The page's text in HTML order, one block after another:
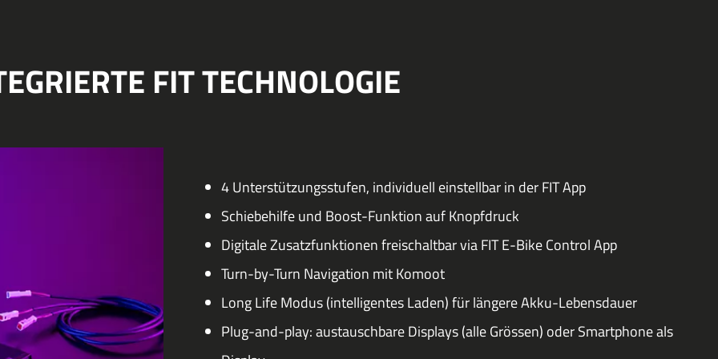
FIT TECHNOLOGIE
4 Unterstützungsstufen, individuell einstellbar in der FIT App
Schiebehilfe und Boost-Funktion auf Knopfdruck
Digitale Zusatzfunktionen freischaltbar via FIT E-Bike Control App
Turn-by-Turn Navigation mit Komoot
Long Life Modus (intelligentes Laden) für längere Akku-Lebensdauer
Plug-and-play: austauschbare Displays (alle Grössen) oder Smartphone als